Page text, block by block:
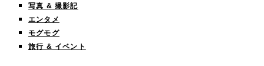
写真 & 撮影記
エンタメ
モグモグ
旅行 & イベント